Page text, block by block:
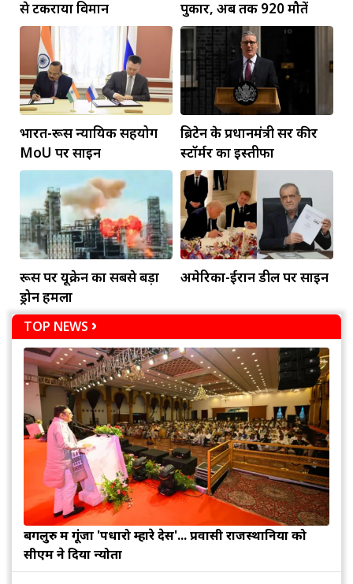
से टकराया विमान पुकार, अब तक 920 मौतें
भारत-रूस न्यायिक सहयोग
MoU पर साइन
ब्रिटेन के प्रधानमंत्री सर कीर
स्टॉर्मर का इस्तीफा
रूस पर यूक्रेन का सबसे बड़ा
ड्रोन हमला
अमेरिका-ईरान डील पर साइन
TOP NEWS
बेंगलुरु में गूंजा 'पधारो म्हारे देस'... प्रवासी राजस्थानियों को
सीएम ने दिया न्योता